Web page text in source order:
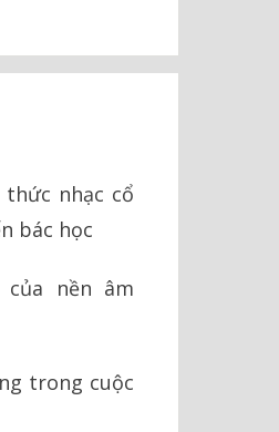
nhạc cổ
bác học
nền âm
trong cuộc